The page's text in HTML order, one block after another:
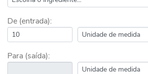
De (entrada):
Para (saída):